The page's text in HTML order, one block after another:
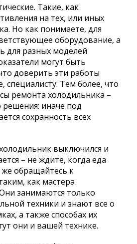
Такие, как
на тех, или иных
Но как понимаете, для
оборудование, а
для разных моделей
могут быть
доверить эти работы
специалисту. Тем более, что
ремонта холодильника –
решения: иначе под
сохранность всех
выключился и
– не ждите, когда еда
же обращайтесь к
как мастера
занимаются только
техники и знают все о
а также способах их
они и вашей технике.